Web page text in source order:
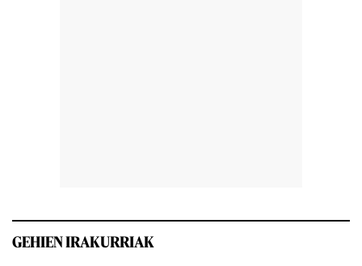
GEHIEN IRAKURRIAK